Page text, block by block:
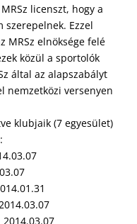
licenszt, hogy a
szerepelnek. Ezzel
MRSz elnöksége felé
közül a sportolók
által az alapszabályt
nemzetközi versenyen
klubjaik (7 egyesület)